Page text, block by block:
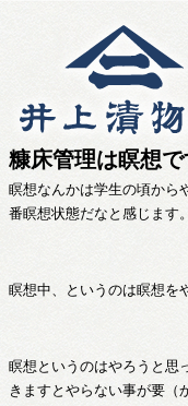
糠床管理は瞑想で
瞑想なんかは学生の頃から
番瞑想状態だなと感じます。
瞑想中、というのは瞑想を
瞑想というのはやろうと思
きますとやらない事が要（